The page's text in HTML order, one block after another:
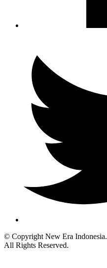
© Copyright New Era Indonesia.
All Rights Reserved.